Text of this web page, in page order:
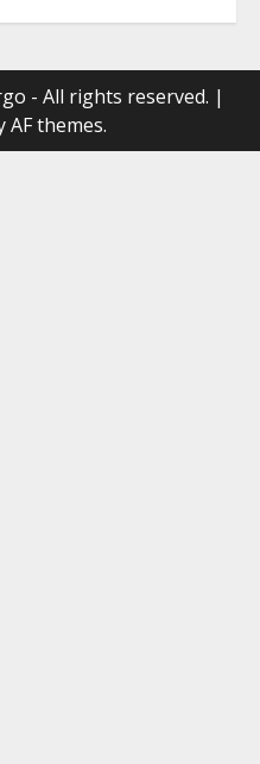
- All rights reserved. |
AF themes.